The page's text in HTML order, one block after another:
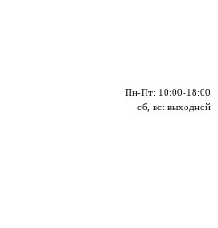
Пн-Пт: 10:00-18:00
сб, вс: выходной